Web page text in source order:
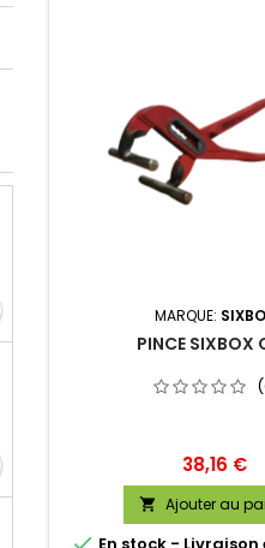
MARQUE:
PINCE SIXBOX
Prix
38,16 €
 Ajouter au
